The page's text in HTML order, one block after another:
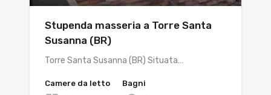
Stupenda masseria a Torre Santa
Susanna (BR)
Torre Santa Susanna (BR) Situata…
Camere da letto Bagni